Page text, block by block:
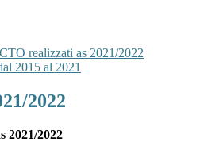
realizzati as 2021/2022
2015 al 2021
2022
2021/2022